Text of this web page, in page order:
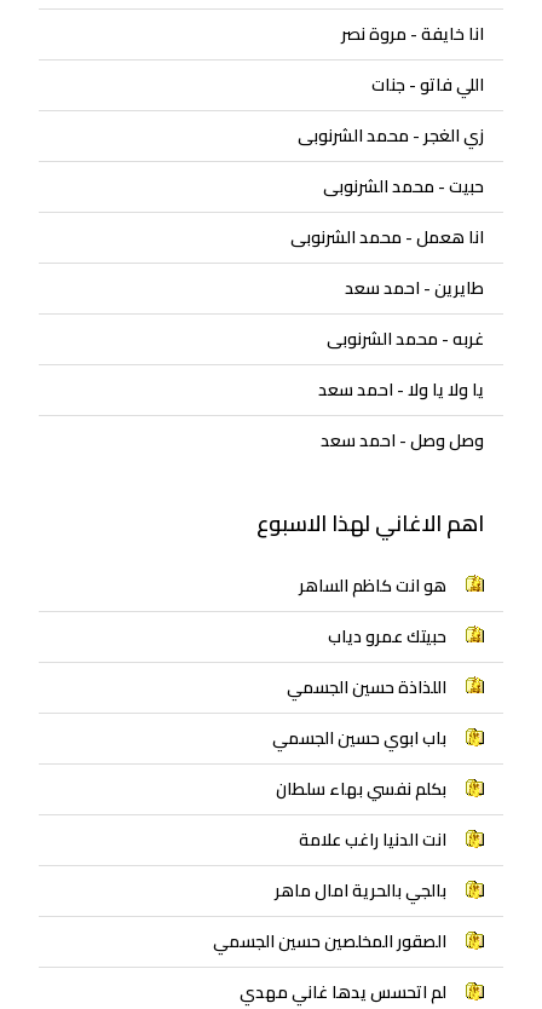
انا خايفة - مروة نصر
اللي فاتو - جنات
زي الغجر - محمد الشرنوبى
حبيت - محمد الشرنوبى
انا هعمل - محمد الشرنوبى
طايرين - احمد سعد
غربه - محمد الشرنوبى
يا ولا يا ولا - احمد سعد
وصل وصل - احمد سعد
اهم الاغاني لهذا الاسبوع
هو انت كاظم الساهر
حبيتك عمرو دياب
اللذاذة حسين الجسمي
باب ابوي حسين الجسمي
بكلم نفسي بهاء سلطان
انت الدنيا راغب علامة
بالجي بالحرية امال ماهر
الصقور المخلصين حسين الجسمي
لم اتحسس يدها غاني مهدي